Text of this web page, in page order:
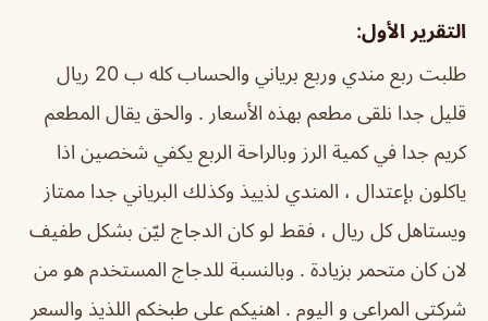
التقرير الأول:
طلبت ربع مندي وربع برياني والحساب كله ب 20 ريال
قليل جدا نلقى مطعم بهذه الأسعار . والحق يقال المطعم
كريم جدا في كمية الرز وبالراحة الربع يكفي شخصين اذا
ياكلون بإعتدال ، المندي لذييذ وكذلك البرياني جدا ممتاز
ويستاهل كل ريال ، فقط لو كان الدجاج ليّن بشكل طفيف
لان كان متحمر بزيادة . وبالنسبة للدجاج المستخدم هو من
شركتي المراعي و اليوم . اهنيكم على طبخكم اللذيذ والسعر